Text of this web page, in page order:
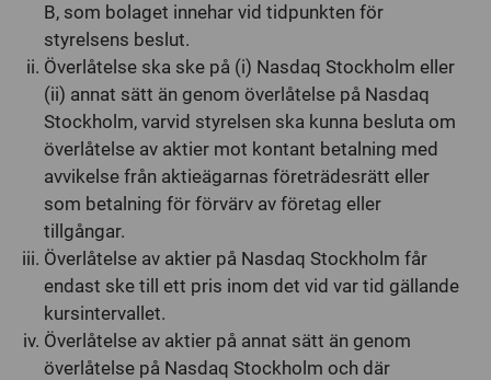
B, som bolaget innehar vid tidpunkten för
styrelsens beslut.
Överlåtelse ska ske på (i) Nasdaq Stockholm eller
(ii) annat sätt än genom överlåtelse på Nasdaq
Stockholm, varvid styrelsen ska kunna besluta om
överlåtelse av aktier mot kontant betalning med
avvikelse från aktieägarnas företrädesrätt eller
som betalning för förvärv av företag eller
tillgångar.
Överlåtelse av aktier på Nasdaq Stockholm får
endast ske till ett pris inom det vid var tid gällande
kursintervallet.
Överlåtelse av aktier på annat sätt än genom
överlåtelse på Nasdaq Stockholm och där